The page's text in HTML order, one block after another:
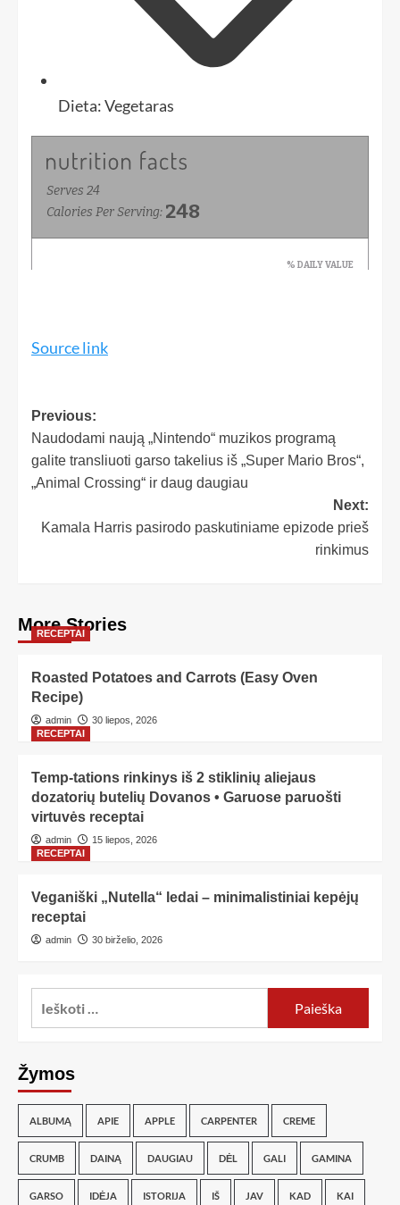
Dieta:Vegetaras
Source link
Previous:
Naudodami naują „Nintendo“ muzikos programą
galite transliuoti garso takelius iš „Super Mario Bros“,
„Animal Crossing“ ir daug daugiau
Next:
Kamala Harris pasirodo paskutiniame epizode prieš
rinkimus
More Stories
RECEPTAI
Roasted Potatoes and Carrots (Easy Oven
Recipe)
admin
30 liepos, 2026
RECEPTAI
Temp-tations rinkinys iš 2 stiklinių aliejaus
dozatorių butelių Dovanos • Garuose paruošti
virtuvės receptai
admin
15 liepos, 2026
RECEPTAI
Veganiški „Nutella“ ledai – minimalistiniai kepėjų
receptai
admin 30 birželio, 2026
Žymos
ALBUMĄ APIE APPLE CARPENTER CREME
CRUMB DAINĄ DAUGIAU DĖL GALI GAMINA
GARSO IDĖJA ISTORIJA IŠ JAV KAD KAI